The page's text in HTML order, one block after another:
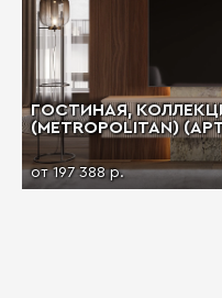
ГОСТИНАЯ,
(METROPOLITAN)
от 197 388 р.